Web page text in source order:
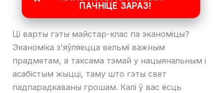
ПАЧНІЦЕ ЗАРАЗ!
Ці варты гэты майстар-клас па эканоміцы?
Эканоміка з'яўляецца вельмі важным
прадметам, а таксама тэмай у нацыянальным і
асабістым жыцці, таму што гэты свет
падпарадкаваны грошам. Калі ў вас ёсць